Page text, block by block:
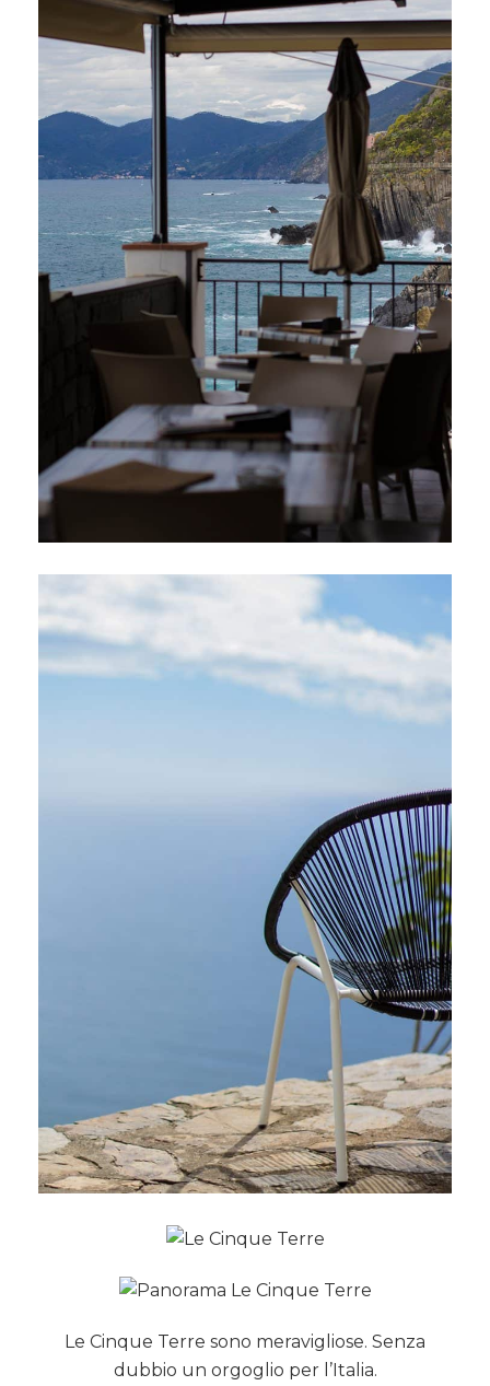
Le Cinque Terre sono meravigliose. Senza
dubbio un orgoglio per l’Italia.